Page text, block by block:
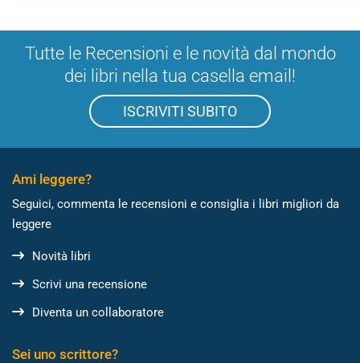
Tutte le Recensioni e le novità dal mondo
dei libri nella tua casella email!
ISCRIVITI SUBITO
Ami leggere?
Seguici, commenta le recensioni e consiglia i libri migliori da
leggere
Novità libri
Scrivi una recensione
Diventa un collaboratore
Sei uno scrittore?